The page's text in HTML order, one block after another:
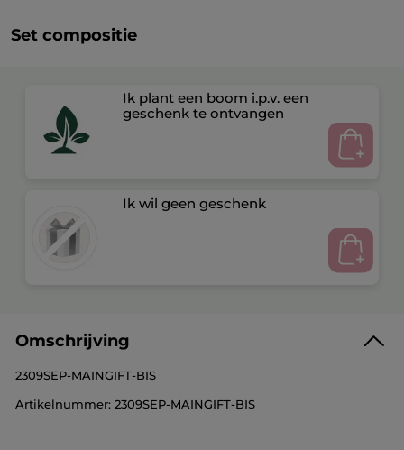
Set compositie
Ik plant een boom i.p.v. een
geschenk te ontvangen
Ik wil geen geschenk
Omschrijving
2309SEP-MAINGIFT-BIS
Artikelnummer: 2309SEP-MAINGIFT-BIS